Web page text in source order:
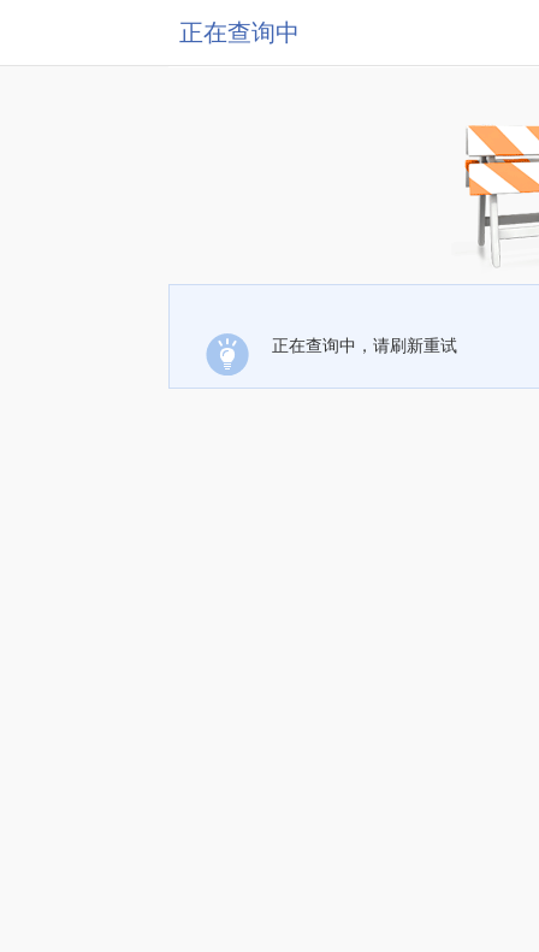
正在查询中
正在查询中，请刷新重试